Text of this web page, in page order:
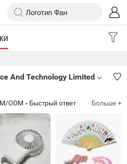
And Technology Limited
ODM Быстрый ответ Больше +